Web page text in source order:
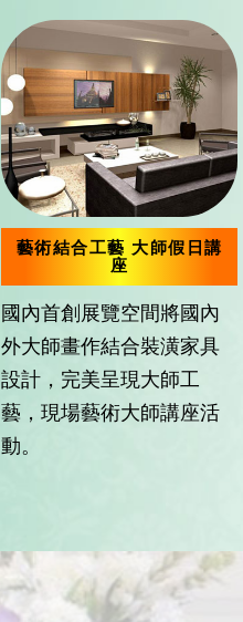
藝術結合工藝 大師假日講
座
國內首創展覽空間將國內
外大師畫作結合裝潢家具
設計，完美呈現大師工
藝，現場藝術大師講座活
動。